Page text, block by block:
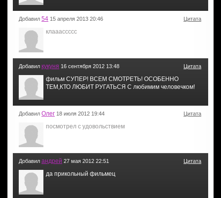
Добавил 54 15 апреля 2013 20:46 Цитата
клааассссс
Добавил кукуня 16 сентября 2012 13:48 Цитата
фильм СУПЕР! ВСЕМ СМОТРЕТЬ! ОСОБЕННО
ТЕМ,КТО ЛЮБИТ РУГАТЬСЯ С любимим человечком!
Добавил Олег 18 июля 2012 19:44 Цитата
посмотрел с удовольствием
Добавил андрей 27 мая 2012 22:51 Цитата
да прикольный фильмец